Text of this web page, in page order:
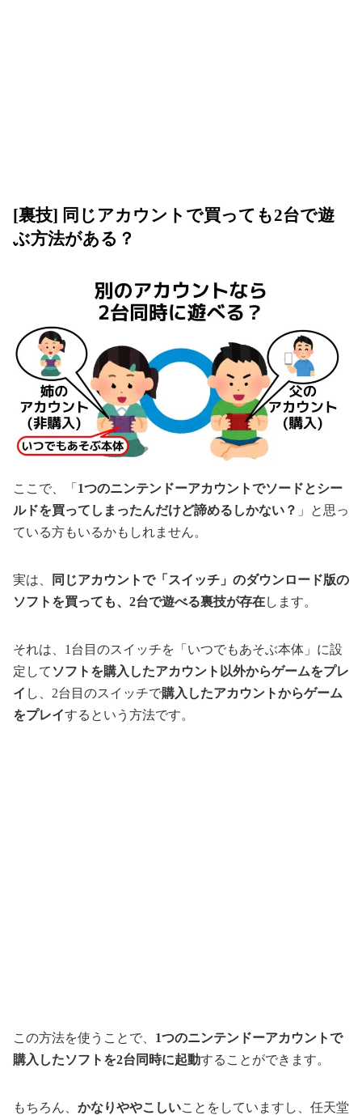
[裏技] 同じアカウントで買っても2台で遊
ぶ方法がある？
ここで、「 1つのニンテンドーアカウントでソードとシー
ルドを買ってしまったんだけど諦めるしかない？ 」と思っ
ている方もいるかもしれません。
実は、
同じアカウントで「スイッチ」のダウンロード版の
ソフトを買っても、2台で遊べる裏技が存在します。
それは、1台目のスイッチを「いつでもあそぶ本体」に設
定して ソフトを購入したアカウント以外からゲームをプレ
イ し、2台目のスイッチで購入したアカウントからゲーム
をプレイするという方法です。
この方法を使うことで、 1つのニンテンドーアカウントで
購入したソフトを2台同時に起動することができます。
もちろん、 かなりややこしいことをしていますし、任天堂